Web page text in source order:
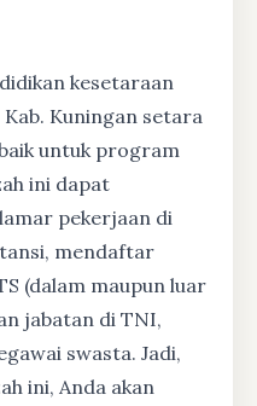
kesetaraan
Kuningan setara
untuk program
ini dapat
pekerjaan di
mendaftar
(dalam maupun luar
jabatan di TNI,
swasta. Jadi,
ini, Anda akan